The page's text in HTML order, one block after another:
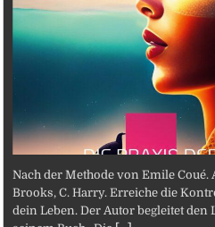
Nach der Methode von Emile Coué.
Brooks, C. Harry. Erreiche die
dein Leben. Der Autor begleitet den